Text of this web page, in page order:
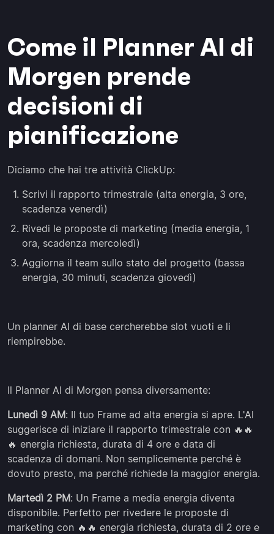
Come il Planner AI di
Morgen prende
decisioni di
pianificazione
Diciamo che hai tre attività ClickUp:
Scrivi il rapporto trimestrale (alta energia, 3 ore,
scadenza venerdì)
Rivedi le proposte di marketing (media energia, 1
ora, scadenza mercoledì)
Aggiorna il team sullo stato del progetto (bassa
energia, 30 minuti, scadenza giovedì)
Un planner AI di base cercherebbe slot vuoti e li
riempirebbe.
Il Planner AI di Morgen pensa diversamente:
Lunedì 9 AM: Il tuo Frame ad alta energia si apre. L'AI
suggerisce di iniziare il rapporto trimestrale con 🔥🔥
🔥 energia richiesta, durata di 4 ore e data di
scadenza di domani. Non semplicemente perché è
dovuto presto, ma perché richiede la maggior energia.
Martedì 2 PM: Un Frame a media energia diventa
disponibile. Perfetto per rivedere le proposte di
marketing con 🔥🔥 energia richiesta, durata di 2 ore e